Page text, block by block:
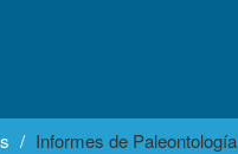
Informes de Paleontología